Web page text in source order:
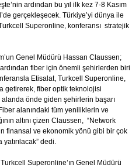
ardından bu yıl ilk kez 7-8 Kasım
gerçekleşecek. Türkiye’yi dünya ile
Superonline, konferansı stratejik
Genel Müdürü Hassan Claussen;
fiber için önemli şehirlerden biri
Etisalat, Turkcell Superonline,
getirerek, fiber optik teknolojisi
önde giden şehirlerin başarı
alanındaki tüm yeniliklerin ve
altını çizen Claussen, “Network
finansal ve ekonomik yönü gibi bir çok
dedi.
Superonline’ın Genel Müdürü